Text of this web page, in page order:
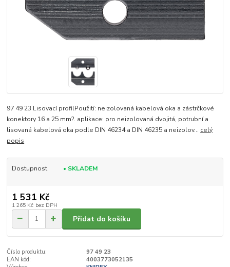
97 49 23 Lisovací profilPoužití: neizolovaná kabelová oka a zástrčkové
konektory 16 a 25 mm?. aplikace: pro neizolovaná dvojitá, potrubní a
lisovaná kabelová oka podle DIN 46234 a DIN 46235 a neizolov... celý
popis
Dostupnost • SKLADEM
1 531 Kč
1 265 Kč bez DPH
Přidat do košíku
Číslo produktu:
97 49 23
EAN kód:
4003773052135